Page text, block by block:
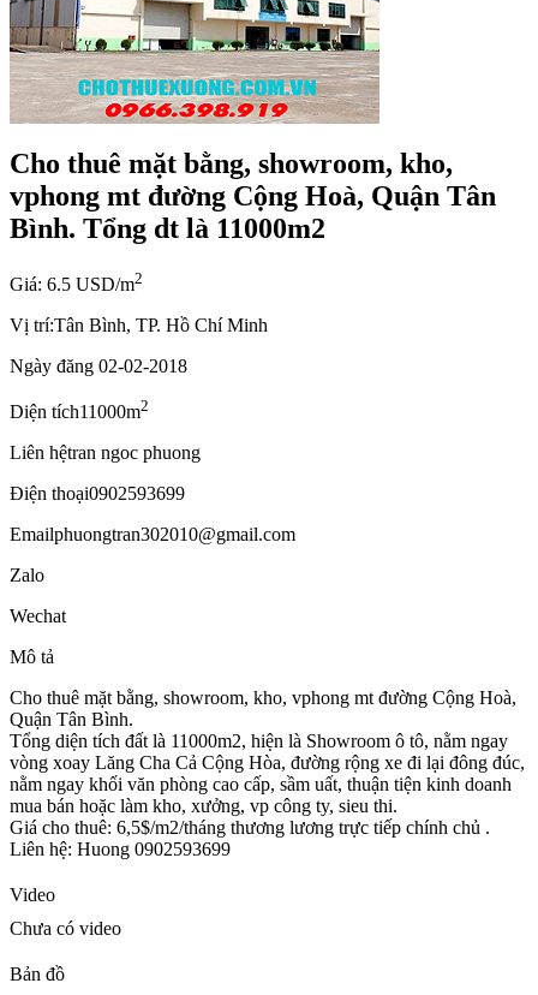
Cho thuê mặt bằng, showroom, kho,
vphong mt đường Cộng Hoà, Quận Tân
Bình. Tổng dt là 11000m2
Giá: 6.5 USD/m2
Vị trí:Tân Bình, TP. Hồ Chí Minh
Ngày đăng 02-02-2018
Diện tích11000m2
Liên hệtran ngoc phuong
Điện thoại0902593699
Emailphuongtran302010@gmail.com
Zalo
Wechat
Mô tả
Cho thuê mặt bằng, showroom, kho, vphong mt đường Cộng Hoà,
Quận Tân Bình.
Tổng diện tích đất là 11000m2, hiện là Showroom ô tô, nằm ngay
vòng xoay Lăng Cha Cả Cộng Hòa, đường rộng xe đi lại đông đúc,
nằm ngay khối văn phòng cao cấp, sầm uất, thuận tiện kinh doanh
mua bán hoặc làm kho, xưởng, vp công ty, sieu thi.
Giá cho thuê: 6,5$/m2/tháng thương lương trực tiếp chính chủ .
Liên hệ: Huong 0902593699
Video
Chưa có video
Bản đồ